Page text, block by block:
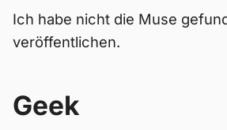
Ich habe nicht die Muse
veröffentlichen.
Geek